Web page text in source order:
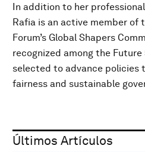
In addition to her
Rafia is an active member of
Forum’s Global Shapers
recognized among the
selected to advance policies
fairness and sustainable
Últimos Artículos